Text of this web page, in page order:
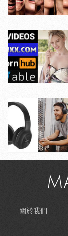
關於我們